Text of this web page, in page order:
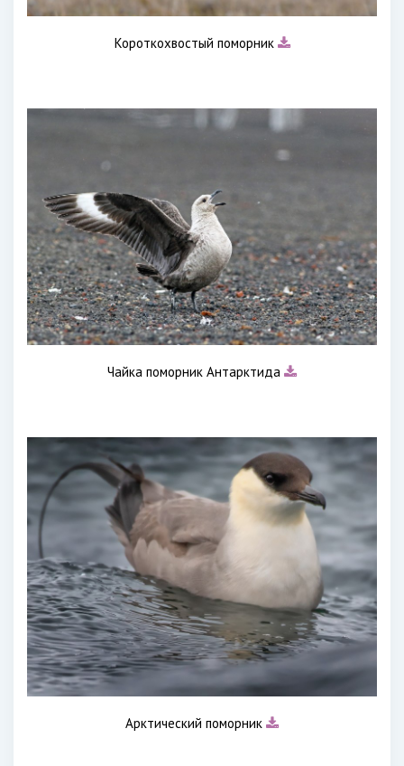
Короткохвостый поморник
Чайка поморник Антарктида
Арктический поморник